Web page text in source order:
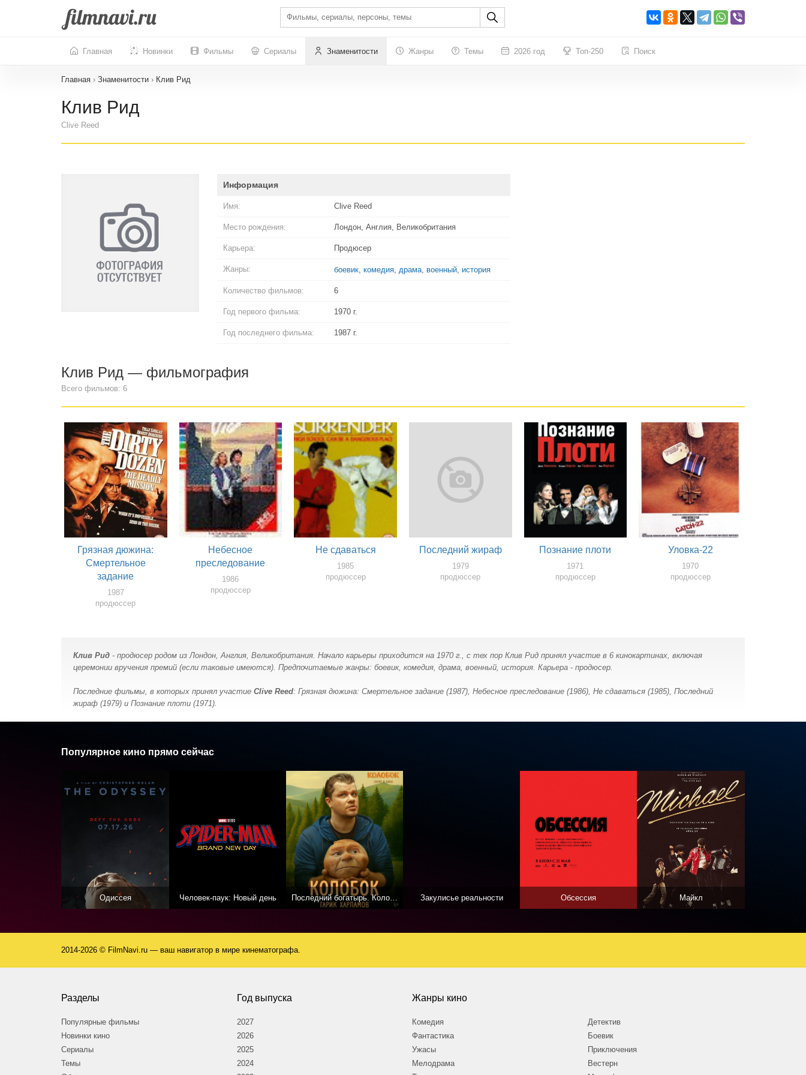
Главная Новинки Фильмы Сериалы Знаменитости Жанры Темы 2026 год Топ-250 Поиск
Главная › Знаменитости › Клив Рид
Клив Рид
Clive Reed
Информация
Имя: Clive Reed
Место рождения: Лондон, Англия, Великобритания
Карьера: Продюсер
Жанры: боевик, комедия, драма, военный, история
Количество фильмов: 6
Год первого фильма: 1970 г.
Год последнего фильма: 1987 г.
Клив Рид — фильмография
Всего фильмов: 6
Грязная дюжина:
Смертельное
задание
1987
продюссер
Небесное
преследование
1986
продюссер
Не сдаваться
1985
продюссер
Последний жираф
1979
продюссер
Познание плоти
1971
продюссер
Уловка-22
1970
продюссер
Клив Рид - продюсер родом из Лондон, Англия, Великобритания. Начало карьеры приходится на 1970 г., с тех пор Клив Рид принял участие в 6 кинокартинах, включая
церемонии вручения премий (если таковые имеются). Предпочитаемые жанры: боевик, комедия, драма, военный, история. Карьера - продюсер.
Последние фильмы, в которых принял участие Clive Reed: Грязная дюжина: Смертельное задание (1987), Небесное преследование (1986), Не сдаваться (1985), Последний
жираф (1979) и Познание плоти (1971).
Популярное кино прямо сейчас
Одиссея Человек-паук: Новый день Последний богатырь. Колобок Закулисье реальности Обсессия Майкл
2014-2026 © FilmNavi.ru — ваш навигатор в мире кинематографа.
Разделы
Популярные фильмы
Новинки кино
Сериалы
Темы
Год выпуска
2027
2026
2025
2024
Жанры кино
Комедия
Фантастика
Ужасы
Мелодрама
Детектив
Боевик
Приключения
Вестерн